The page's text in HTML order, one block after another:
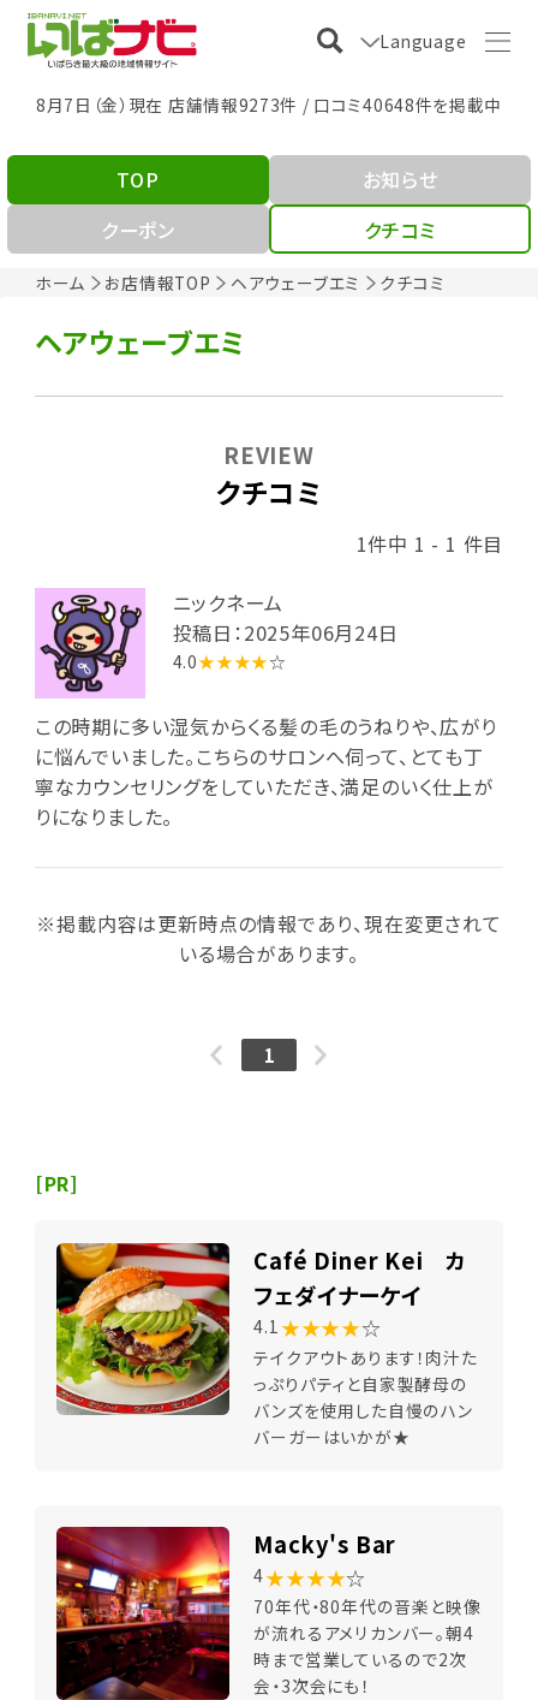
Language
8月7日（金）現在 店舗情報9273件 / 口コミ40648件を掲載中
ホーム お店情報TOP ヘアウェーブエミ クチコミ
TOP
お知らせ
クーポン
クチコミ
ヘアウェーブエミ
クチコミ
REVIEW
1件中 1 - 1 件目
ニックネーム
投稿日：2025年06月24日
4.0★★★★☆
この時期に多い湿気からくる髪の毛のうねりや、広がり
に悩んでいました。こちらのサロンへ伺って、とても丁
寧なカウンセリングをしていただき、満足のいく仕上が
りになりました。
※掲載内容は更新時点の情報であり、現在変更されて
いる場合があります。
1
[PR]
Café Diner Kei カ
フェダイナーケイ
4.1 ★★★★☆
テイクアウトあります！肉汁た
っぷりパティと自家製酵母の
バンズを使用した自慢のハン
バーガーはいかが★
Macky's Bar
4★★★★☆
70年代・80年代の音楽と映像
が流れるアメリカンバー。朝4
時まで営業しているので2次
会・3次会にも！